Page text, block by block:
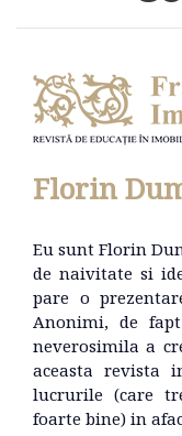
Florin
Eu sunt Florin
de naivitate si
pare o
Anonimi, de
neverosimila a
aceasta revista
lucrurile (care
foarte bine) in